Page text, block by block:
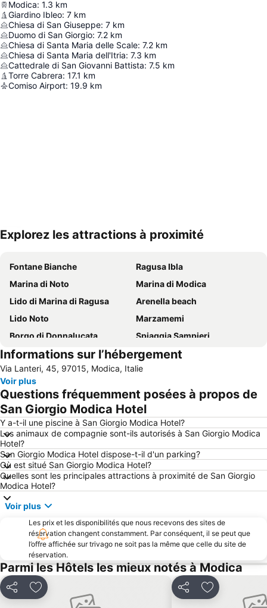
Modica: 1.3 km
Giardino Ibleo: 7 km
Chiesa di San Giuseppe: 7 km
Duomo di San Giorgio: 7.2 km
Chiesa di Santa Maria delle Scale: 7.2 km
Chiesa di Santa Maria dell'Itria: 7.3 km
Cattedrale di San Giovanni Battista: 7.5 km
Torre Cabrera: 17.1 km
Comiso Airport: 19.9 km
Explorez les attractions à proximité
Fontane Bianche
Ragusa Ibla
Marina di Noto
Marina di Modica
Lido di Marina di Ragusa
Arenella beach
Lido Noto
Marzamemi
Borgo di Donnalucata
Spiaggia Sampieri
Spiaggia di San Lorenzo
Ile de Correnti
Giardino Ibleo
Lido Noto
Lido Avola
Playa Grande
Donnafugata
Spiaggia Arenella
Lago di Santa Rosalia
Punta Secca
Punta Braccetto
Late Baroque Towns of the Val di Noto
Scoglitti
La cava di Ispica
Porto Turistico di Marina di Ragusa
Santa Maria del Focallo
Réserve naturelle de Vendicari
île du cap Passero
Spiaggia Ognina
Informations sur l’hébergement
Via Lanteri, 45, 97015, Modica, Italie
Voir plus
Questions fréquemment posées à propos de
San Giorgio Modica Hotel
Y a-t-il une piscine à San Giorgio Modica Hotel?
Les animaux de compagnie sont-ils autorisés à San Giorgio Modica
Hotel?
San Giorgio Modica Hotel dispose-t-il d'un parking?
Où est situé San Giorgio Modica Hotel?
Quelles sont les principales attractions à proximité de San Giorgio
Modica Hotel?
Voir plus
Les prix et les disponibilités que nous recevons des sites de
réservation changent constamment. Par conséquent, il se peut que
l’offre affichée sur trivago ne soit pas la même que celle du site de
réservation.
Parmi les Hôtels les mieux notés à Modica
PartagerAjouter à mes favoris PartagerAjouter à